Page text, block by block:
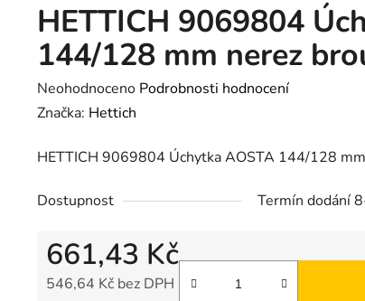
HETTICH 9069804
144/128 mm nerez
Průměrné
hodnocení
je
z
hvězdiček.
Neohodnoceno Podrobnosti hodnocení
Značka: Hettich
HETTICH 9069804 Úchytka AOSTA 144/128
Dostupnost Termín dodání
661,43 Kč
546,64 Kč bez DPH